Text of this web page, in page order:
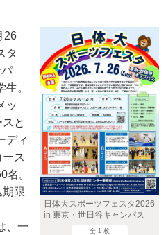
日体大スポーツフェスタ2026
in 東京・世田谷キャンパス
全 1 枚
26
タ
。
ッ
と
ディ
ス
名。
限
、一